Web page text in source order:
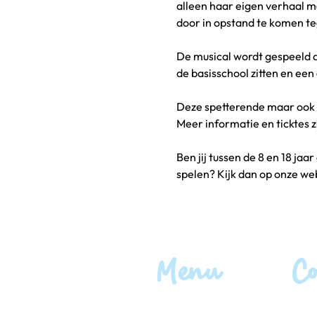
alleen haar eigen verhaal
door in opstand te komen
De musical wordt gespeeld
de basisschool zitten en
Deze spetterende maar
Meer informatie en ticktes
Ben jij tussen de 8 en 18
spelen? Kijk dan op onze
Menu